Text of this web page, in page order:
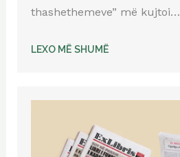
thashethemeve” më kujtoi…
LEXO MË SHUMË